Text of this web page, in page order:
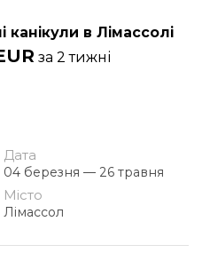
канікули в Лімассолі
за 2 тижні
Дата
04 березня — 26 травня
Місто
Лімассол